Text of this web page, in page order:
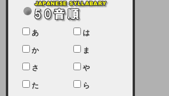
キャシュでの決済は可能ですので、
宜しくお願い致します。
2024-02-23 (金)
【クレジットカード決済について】
只今、クレジットカード会社の都合
により決済ができない状況です。
ユーザー様には、大変ご迷惑をおか
あ は
か ま
さ や
た ら